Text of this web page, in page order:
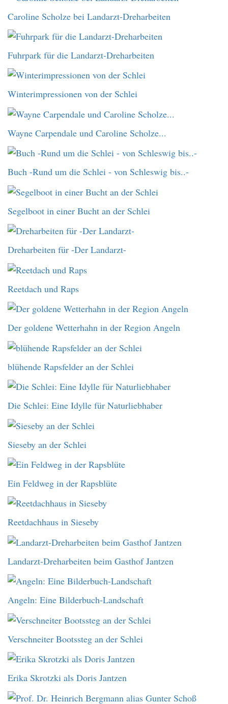
Caroline Scholze bei Landarzt-Dreharbeiten
Fuhrpark für die Landarzt-Dreharbeiten
Winterimpressionen von der Schlei
Wayne Carpendale und Caroline Scholze...
Buch -Rund um die Schlei - von Schleswig bis..-
Segelboot in einer Bucht an der Schlei
Dreharbeiten für -Der Landarzt-
Reetdach und Raps
Der goldene Wetterhahn in der Region Angeln
blühende Rapsfelder an der Schlei
Die Schlei: Eine Idylle für Naturliebhaber
Sieseby an der Schlei
Ein Feldweg in der Rapsblüte
Reetdachhaus in Sieseby
Landarzt-Dreharbeiten beim Gasthof Jantzen
Angeln: Eine Bilderbuch-Landschaft
Verschneiter Bootssteg an der Schlei
Erika Skrotzki als Doris Jantzen